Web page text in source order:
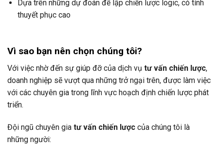
Dựa trên những dự đoán để lập chiến lược logic, có tính
thuyết phục cao
Vì sao bạn nên chọn chúng tôi?
Với việc nhờ đến sự giúp đỡ của dịch vụ tư vấn chiến lược,
doanh nghiệp sẽ vượt qua những trở ngại trên, được làm việc
với các chuyên gia trong lĩnh vực hoạch định chiến lược phát
triển.
Đội ngũ chuyên gia tư vấn chiến lược của chúng tôi là
những người: